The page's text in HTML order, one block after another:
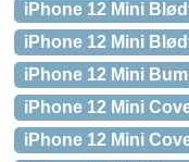
iPhone 12 Mini
iPhone 12 Mini
iPhone 12 Mini
iPhone 12 Mini
iPhone 12 Mini